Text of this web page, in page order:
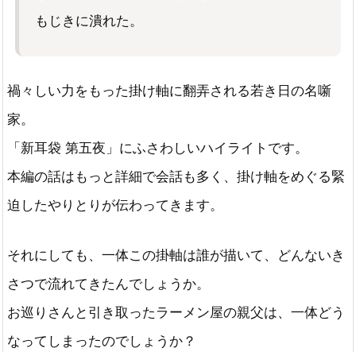
もじきに潰れた。
禍々しい力をもった掛け軸に翻弄される若き日の名噺
家。
「新耳袋 第五夜」にふさわしいハイライトです。
本編の話はもっと詳細で会話も多く、掛け軸をめぐる緊
迫したやりとりが伝わってきます。
それにしても、一体この掛軸は誰が描いて、どんないき
さつで流れてきたんでしょうか。
お巡りさんと引き取ったラーメン屋の親父は、一体どう
なってしまったのでしょうか？